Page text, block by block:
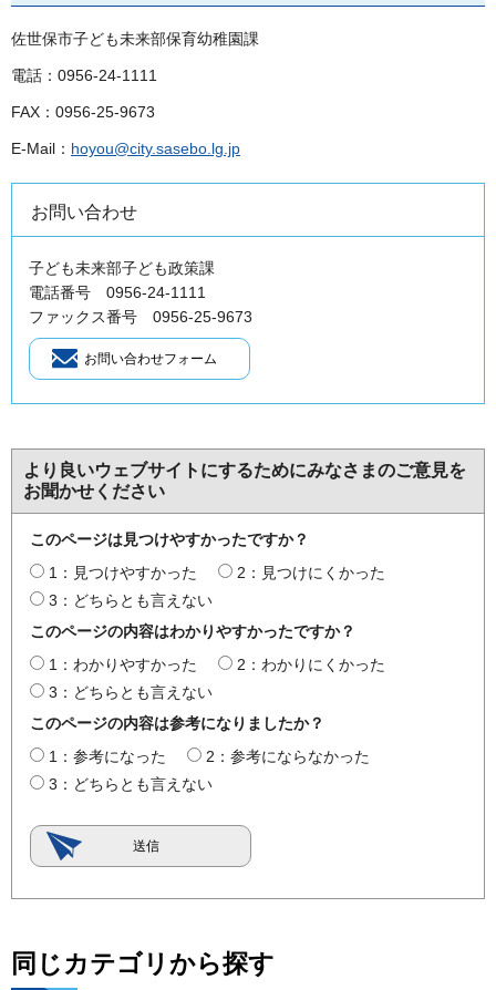
佐世保市子ども未来部保育幼稚園課
電話：0956-24-1111
FAX：0956-25-9673
E-Mail： hoyou@city.sasebo.lg.jp
お問い合わせ
子ども未来部子ども政策課
電話番号 0956-24-1111
ファックス番号 0956-25-9673
より良いウェブサイトにするためにみなさまのご意見を
お聞かせください
このページは見つけやすかったですか？
1：見つけやすかった
2：見つけにくかった
3：どちらとも言えない
このページの内容はわかりやすかったですか？
1：わかりやすかった
2：わかりにくかった
3：どちらとも言えない
このページの内容は参考になりましたか？
1：参考になった
2：参考にならなかった
3：どちらとも言えない
同じカテゴリから探す